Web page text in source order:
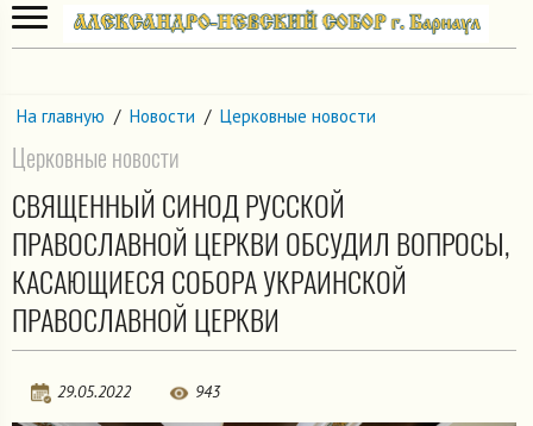
На главную / Новости / Церковные новости
Церковные новости
СВЯЩЕННЫЙ СИНОД РУССКОЙ
ПРАВОСЛАВНОЙ ЦЕРКВИ ОБСУДИЛ ВОПРОСЫ,
КАСАЮЩИЕСЯ СОБОРА УКРАИНСКОЙ
ПРАВОСЛАВНОЙ ЦЕРКВИ
29.05.2022 943